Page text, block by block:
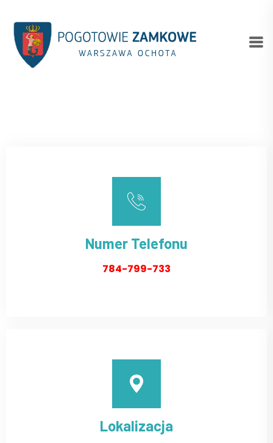
Numer Telefonu
784-799-733
Lokalizacja